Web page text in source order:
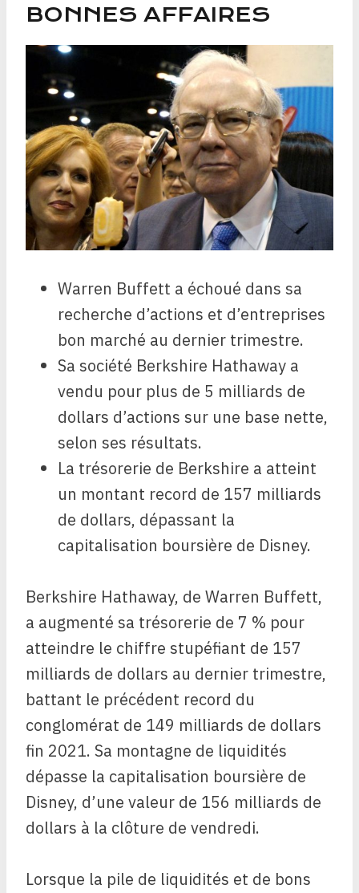
BONNES AFFAIRES
Warren Buffett a échoué dans sa
recherche d’actions et d’entreprises
bon marché au dernier trimestre.
Sa société Berkshire Hathaway a
vendu pour plus de 5 milliards de
dollars d’actions sur une base nette,
selon ses résultats.
La trésorerie de Berkshire a atteint
un montant record de 157 milliards
de dollars, dépassant la
capitalisation boursière de Disney.
Berkshire Hathaway, de Warren Buffett,
a augmenté sa trésorerie de 7 % pour
atteindre le chiffre stupéfiant de 157
milliards de dollars au dernier trimestre,
battant le précédent record du
conglomérat de 149 milliards de dollars
fin 2021. Sa montagne de liquidités
dépasse la capitalisation boursière de
Disney, d’une valeur de 156 milliards de
dollars à la clôture de vendredi.
Lorsque la pile de liquidités et de bons